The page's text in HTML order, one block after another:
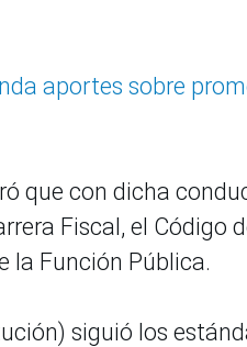
aportes sobre
que con dicha
Fiscal, el Código
la Función Pública.
siguió los